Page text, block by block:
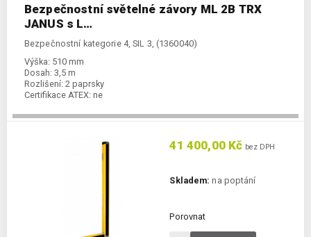
Bezpečnostní světelné závory ML 2B TRX
JANUS s L…
Bezpečnostní kategorie 4, SIL 3, (1360040)
Výška: 510 mm
Dosah: 3,5 m
Rozlišení: 2 paprsky
Certifikace ATEX: ne
41 400,00 Kč bez DPH
Skladem: na poptání
Porovnat